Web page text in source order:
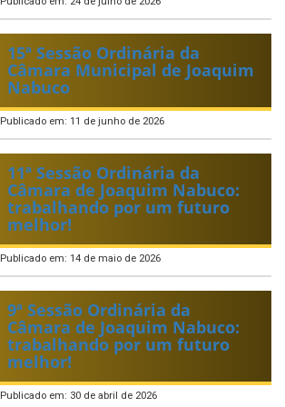
15ª Sessão Ordinária da
Câmara Municipal de Joaquim
Nabuco
Publicado em: 11 de junho de 2026
11ª Sessão Ordinária da
Câmara de Joaquim Nabuco:
trabalhando por um futuro
melhor!
Publicado em: 14 de maio de 2026
9ª Sessão Ordinária da
Câmara de Joaquim Nabuco:
trabalhando por um futuro
melhor!
Publicado em: 30 de abril de 2026